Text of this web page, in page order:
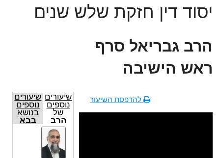
יסוד דין חזקת שלש שנים
הרב גבריאל סרף
ראש הישיבה
להדפסת השיעור
שיעורים
נוספים
של
הרב
גבריאל
סרף
ראש
הישיבה
שיעורים
נוספים
בנושא
בבא